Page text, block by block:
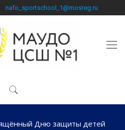
nafo_sportschool_1@mosreg.ru
Дню защиты детей